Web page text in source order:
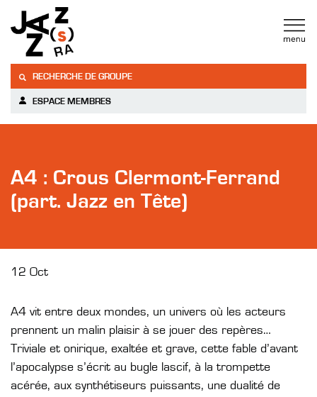
RECHERCHE DE GROUPE
ESPACE MEMBRES
A4 : Crous Clermont-Ferrand
(part. Jazz en Tête)
12 Oct
A4 vit entre deux mondes, un univers où les acteurs
prennent un malin plaisir à se jouer des repères…
Triviale et onirique, exaltée et grave, cette fable d’avant
l’apocalypse s’écrit au bugle lascif, à la trompette
acérée, aux synthétiseurs puissants, une dualité de